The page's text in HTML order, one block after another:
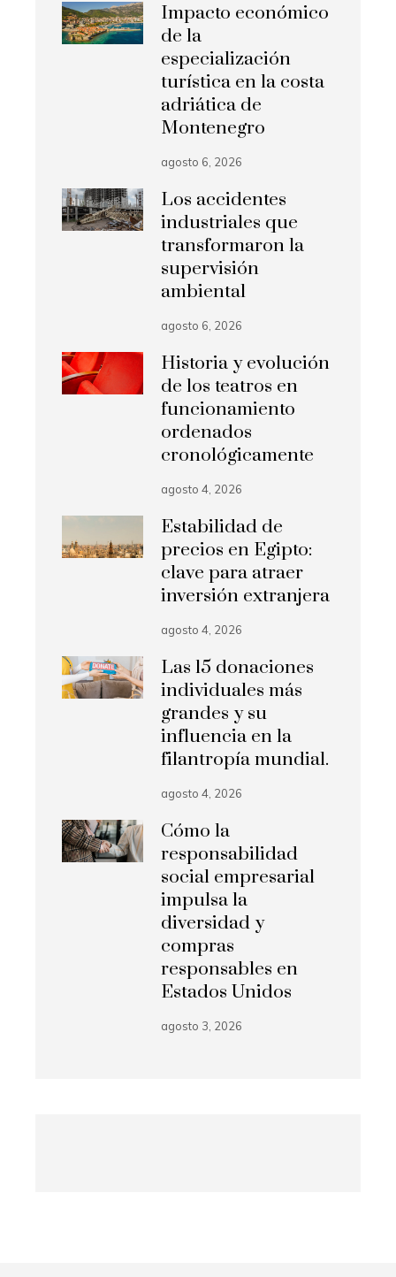
Impacto económico
de la
especialización
turística en la costa
adriática de
Montenegro
agosto 6, 2026
Los accidentes
industriales que
transformaron la
supervisión
ambiental
agosto 6, 2026
Historia y evolución
de los teatros en
funcionamiento
ordenados
cronológicamente
agosto 4, 2026
Estabilidad de
precios en Egipto:
clave para atraer
inversión extranjera
agosto 4, 2026
Las 15 donaciones
individuales más
grandes y su
influencia en la
filantropía mundial.
agosto 4, 2026
Cómo la
responsabilidad
social empresarial
impulsa la
diversidad y
compras
responsables en
Estados Unidos
agosto 3, 2026